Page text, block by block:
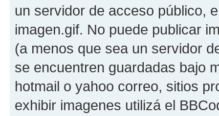
un servidor de acceso público,
imagen.gif. No puede publicar
(a menos que sea un servidor
se encuentren guardadas bajo
hotmail o yahoo correo, sitios
exhibir imagenes utilizá el